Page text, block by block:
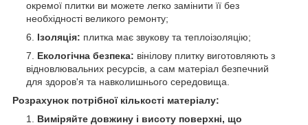
окремої плитки ви можете легко замінити її без
необхідності великого ремонту;
Ізоляція: плитка має звукову та теплоізоляцію;
Екологічна безпека: вінілову плитку виготовляють з
відновлювальних ресурсів, а сам матеріал безпечний
для здоров'я та навколишнього середовища.
Розрахунок потрібної кількості матеріалу:
Виміряйте довжину і висоту поверхні, що